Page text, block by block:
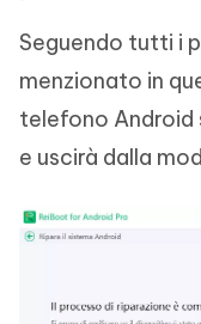
Seguendo tutti i
menzionato in
telefono
e uscirà dalla